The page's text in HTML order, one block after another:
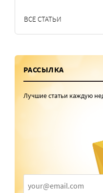
ВСЕ СТАТЬИ
РАССЫЛКА
Лучшие статьи каждую